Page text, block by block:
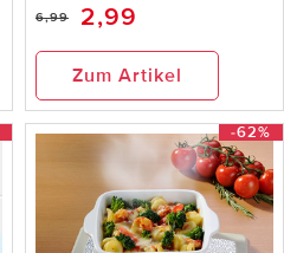
6,99 2,99
Zum Artikel
-62%